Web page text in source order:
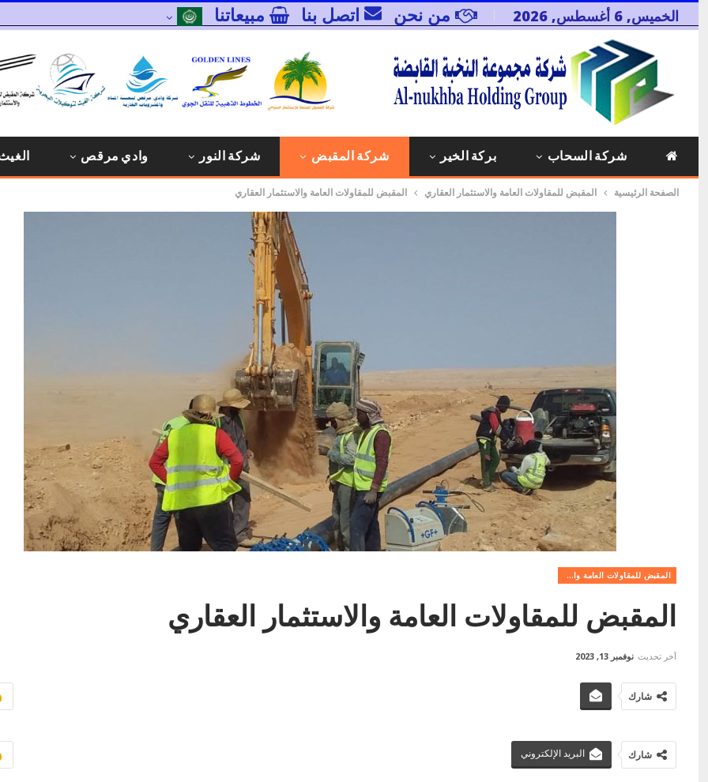
الخميس, 6 أغسطس, 2026 من نحن اتصل بنا مبيعاتنا
شركة السحاب بركة الخير شركة المقبض شركة النور وادي مرقص
الصفحة الرئيسية المقبض للمقاولات العامة والاستثمار العقاري المقبض للمقاولات العامة والاستثمار العقاري
المقبض للمقاولات العامة والاستثمار العقاري
المقبض للمقاولات العامة والاستثمار العقاري
آخر تحديث نوفمبر 13, 2023
شارك
شارك البريد الإلكتروني